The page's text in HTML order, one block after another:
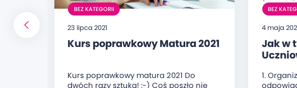
BEZ KATEGORII
23 lipca 2021
Kurs poprawkowy Matura 2021
Kurs poprawkowy matura 2021 Do
dwóch razy sztuka! :-) Coś poszło nie
BEZ
4 maja
Jak w
1.